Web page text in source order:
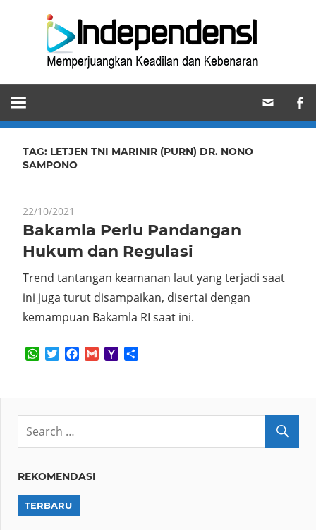
Memperjuangkan
Keadilan
dan
Kebenaran
TAG: LETJEN TNI MARINIR (PURN) DR. NONO
SAMPONO
22/10/2021
Bakamla Perlu Pandangan
Hukum dan Regulasi
Trend tantangan keamanan laut yang terjadi saat
ini juga turut disampaikan, disertai dengan
kemampuan Bakamla RI saat ini.
WhatsApp
TwitterFacebook
GmailYahoo
REKOMENDASI
TERBARU